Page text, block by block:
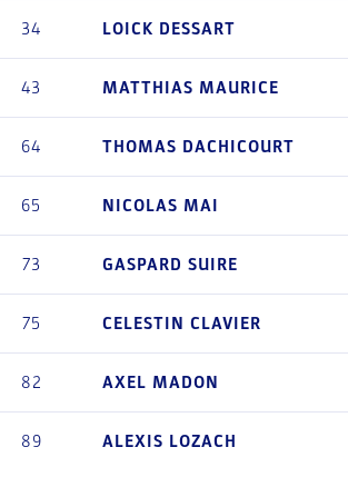
34 LOICK DESSART
43 MATTHIAS MAURICE
64 THOMAS DACHICOURT
65 NICOLAS MAI
73 GASPARD SUIRE
75 CELESTIN CLAVIER
82 AXEL MADON
89 ALEXIS LOZACH